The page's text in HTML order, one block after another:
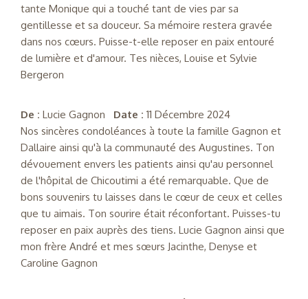
tante Monique qui a touché tant de vies par sa
gentillesse et sa douceur. Sa mémoire restera gravée
dans nos cœurs. Puisse-t-elle reposer en paix entouré
de lumière et d'amour. Tes nièces, Louise et Sylvie
Bergeron
De : Lucie Gagnon Date : 11 Décembre 2024
Nos sincères condoléances à toute la famille Gagnon et
Dallaire ainsi qu'à la communauté des Augustines. Ton
dévouement envers les patients ainsi qu'au personnel
de l'hôpital de Chicoutimi a été remarquable. Que de
bons souvenirs tu laisses dans le cœur de ceux et celles
que tu aimais. Ton sourire était réconfortant. Puisses-tu
reposer en paix auprès des tiens. Lucie Gagnon ainsi que
mon frère André et mes sœurs Jacinthe, Denyse et
Caroline Gagnon